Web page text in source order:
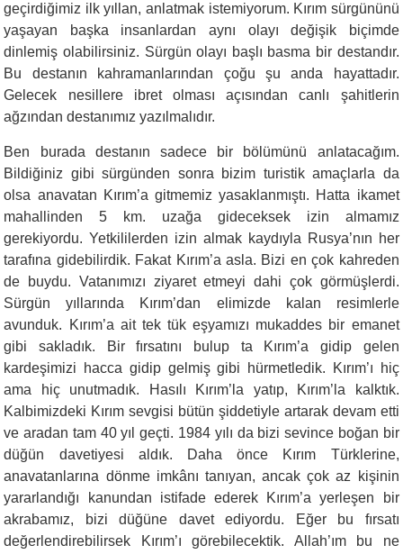
geçirdiğimiz ilk yıllan, anlatmak istemiyorum. Kırım sürgününü
yaşayan başka insanlardan aynı olayı değişik bi­çimde
dinlemiş olabilirsiniz. Sürgün olayı başlı basma bir destandır.
Bu destanın kahramanlarından çoğu şu anda hayattadır.
Gelecek nesillere ibret olması açısından canlı şahitlerin
ağzından destanımız yazılmalıdır.
Ben burada destanın sadece bir bölümünü anlatacağım.
Bildiği­niz gibi sürgünden sonra bizim turistik amaçlarla da
olsa anavatan Kırım’a gitmemiz yasaklanmıştı. Hatta ikamet
mahallinden 5 km. uzağa gideceksek izin almamız
gerekiyordu. Yetkililerden izin almak kaydıyla Rusya’nın her
tarafına gidebilirdik. Fakat Kırım’a asla. Bizi en çok kahreden
de buydu. Vatanımızı ziyaret etmeyi dahi çok görmüşlerdi.
Sürgün yıllarında Kırım’dan elimizde kalan resimlerle
avunduk. Kırım’a ait tek tük eşyamızı mukaddes bir emanet
gibi sakla­dık. Bir fırsatını bulup ta Kırım’a gidip gelen
kardeşimizi hacca gi­dip gelmiş gibi hürmetledik. Kırım’ı hiç
ama hiç unutmadık. Hasılı Kırım’la yatıp, Kırım’la kalktık.
Kalbimizdeki Kırım sevgisi bütün şiddetiyle artarak devam etti
ve aradan tam 40 yıl geçti. 1984 yılı da bizi sevince boğan bir
düğün davetiyesi aldık. Daha önce Kı­rım Türklerine,
anavatanlarına dönme imkânı tanıyan, ancak çok az kişinin
yararlandığı kanundan istifade ederek Kırım’a yerleşen bir
akrabamız, bizi düğüne davet ediyordu. Eğer bu fırsatı
değerlendirebilirsek Kırım’ı görebilecektik. Allah’ım bu ne